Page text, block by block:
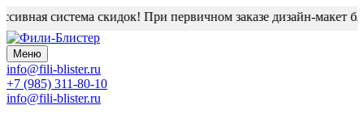
система скидок! При первичном заказе дизайн-макет
Меню
info@fili-blister.ru
+7 (985) 311-80-10
info@fili-blister.ru